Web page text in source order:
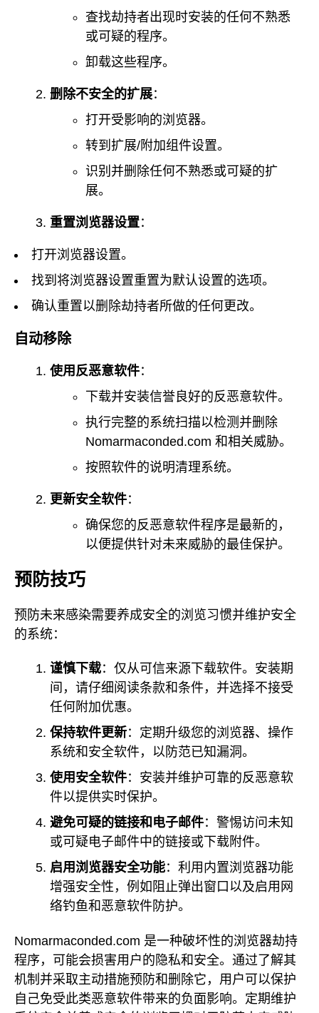
查找劫持者出现时安装的任何不熟悉
或可疑的程序。
卸载这些程序。
删除不安全的扩展：
打开受影响的浏览器。
转到扩展/附加组件设置。
识别并删除任何不熟悉或可疑的扩
展。
重置浏览器设置：
打开浏览器设置。
找到将浏览器设置重置为默认设置的选项。
确认重置以删除劫持者所做的任何更改。
自动移除
使用反恶意软件：
下载并安装信誉良好的反恶意软件。
执行完整的系统扫描以检测并删除
Nomarmaconded.com 和相关威胁。
按照软件的说明清理系统。
更新安全软件：
确保您的反恶意软件程序是最新的，
以便提供针对未来威胁的最佳保护。
预防技巧
预防未来感染需要养成安全的浏览习惯并维护安全
的系统：
谨慎下载：仅从可信来源下载软件。安装期
间，请仔细阅读条款和条件，并选择不接受
任何附加优惠。
保持软件更新：定期升级您的浏览器、操作
系统和安全软件，以防范已知漏洞。
使用安全软件：安装并维护可靠的反恶意软
件以提供实时保护。
避免可疑的链接和电子邮件：警惕访问未知
或可疑电子邮件中的链接或下载附件。
启用浏览器安全功能：利用内置浏览器功能
增强安全性，例如阻止弹出窗口以及启用网
络钓鱼和恶意软件防护。
Nomarmaconded.com 是一种破坏性的浏览器劫持
程序，可能会损害用户的隐私和安全。通过了解其
机制并采取主动措施预防和删除它，用户可以保护
自己免受此类恶意软件带来的负面影响。定期维护